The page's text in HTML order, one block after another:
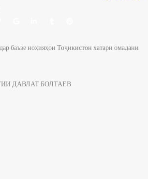
баъзе ноҳияҳои Тоҷикистон хатари омадани
ДАВЛАТ БОЛТАЕВ